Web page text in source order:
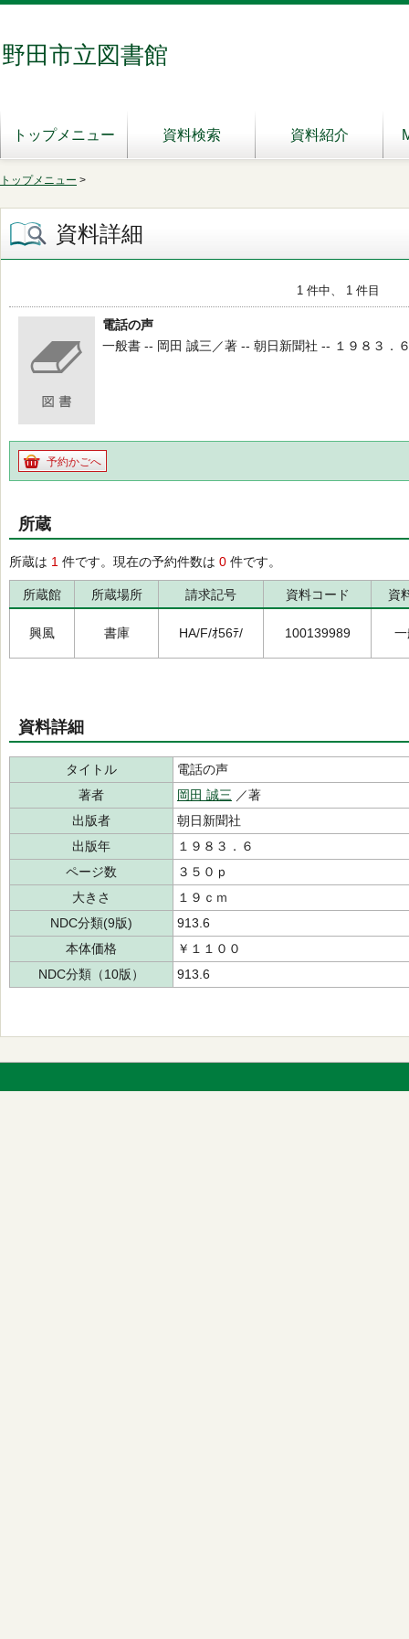
野田市立図書館
トップメニュー 資料検索 資料紹介
トップメニュー >
資料詳細
1 件中、 1 件目
電話の声
一般書 -- 岡田 誠三／著 -- 朝日新聞社 -- １９８３．
予約かごへ
所蔵
所蔵は 1 件です。現在の予約件数は 0 件です。
所蔵館 所蔵場所 請求記号 資料コード 資
興風 書庫 HA/F/ｵ56ﾃ/ 100139989
資料詳細
タイトル
電話の声
著者
岡田 誠三 ／著
出版者
朝日新聞社
出版年
１９８３．６
ページ数
３５０ｐ
大きさ
１９ｃｍ
NDC分類(9版)
913.6
本体価格
￥１１００
NDC分類（10版）
913.6